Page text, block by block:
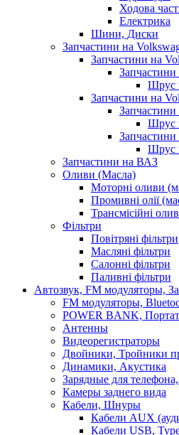
Ходова
Електрика
Шини, Диски
Запчастини на
Запчастини на
Шрус
Запчастини на
Запчастини
Шрус
Запчастини
Шрус
Запчастини на ВАЗ
Оливи (Масла)
Моторні оливи
Промивні олії
Трансмісійні
Фільтри
Повітряні фільтри
Масляні фільтри
Салонні фільтри
Паливні фільтри
Автозвук, FM модуляторы,
FM модуляторы,
POWER BANK,
Антенны
Видеорегистраторы
Двойники, Тройники
Динамики, Акустика
Зарядные для
Камеры заднего вида
Кабели, Шнуры
Кабели AUX
Кабели USB,